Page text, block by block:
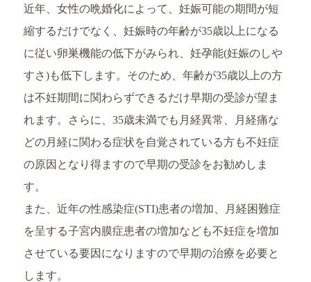
近年、女性の晩婚化によって、妊娠可能の期間が短
縮するだけでなく、妊娠時の年齢が35歳以上になる
に従い卵巣機能の低下がみられ、妊孕能(妊娠のしや
すさ)も低下します。そのため、年齢が35歳以上の方
は不妊期間に関わらずできるだけ早期の受診が望ま
れます。さらに、35歳未満でも月経異常、月経痛な
どの月経に関わる症状を自覚されている方も不妊症
の原因となり得ますので早期の受診をお勧めしま
す。
また、近年の性感染症(STI)患者の増加、月経困難症
を呈する子宮内膜症患者の増加なども不妊症を増加
させている要因になりますので早期の治療を必要と
します。